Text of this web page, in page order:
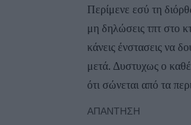
Περίμενε εσύ τη
μη δηλώσεις τπτ στο
κάνεις ένστασεις να
μετά. Δυστυχως ο
ότι σώνεται από τα
ΑΠΆΝΤΗΣΗ